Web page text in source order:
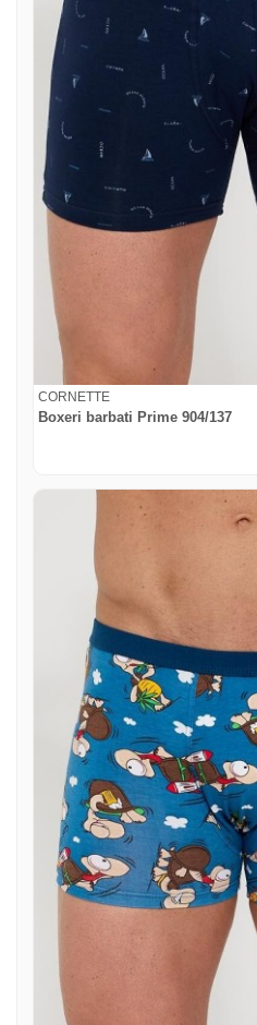
CORNETTE
Boxeri barbati Prime 904/137